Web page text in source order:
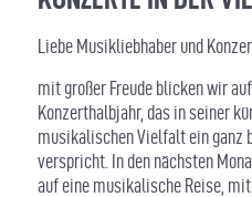
Liebe Musikliebhaber und
mit großer Freude blicken wir
Konzerthalbjahr, das in seiner
musikalischen Vielfalt ein ganz
verspricht. In den nächsten
auf eine musikalische Reise,